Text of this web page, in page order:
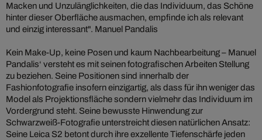
Macken und Unzulänglichkeiten, die das Individuum, das Schöne
hinter dieser Oberfläche ausmachen, empfinde ich als relevant
und einzig interessant". Manuel Pandalis
Kein Make-Up, keine Posen und kaum Nachbearbeitung – Manuel
Pandalis‘ versteht es mit seinen fotografischen Arbeiten Stellung
zu beziehen. Seine Positionen sind innerhalb der
Fashionfotografie insofern einzigartig, als dass für ihn weniger das
Model als Projektionsfläche sondern vielmehr das Individuum im
Vordergrund steht. Seine bewusste Hinwendung zur
Schwarzweiß-Fotografie unterstreicht diesen natürlichen Ansatz:
Seine Leica S2 betont durch ihre exzellente Tiefenschärfe jeden